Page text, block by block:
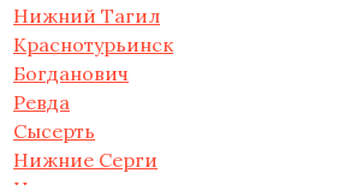
Нижний Тагил
Краснотурьинск
Богданович
Ревда
Сысерть
Нижние Серги